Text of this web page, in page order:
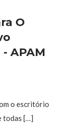
O
APAM
o escritório
todas […]